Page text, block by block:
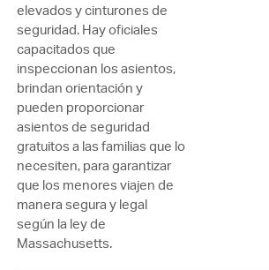
elevados y cinturones de
seguridad. Hay oficiales
capacitados que
inspeccionan los asientos,
brindan orientación y
pueden proporcionar
asientos de seguridad
gratuitos a las familias que lo
necesiten, para garantizar
que los menores viajen de
manera segura y legal
según la ley de
Massachusetts.